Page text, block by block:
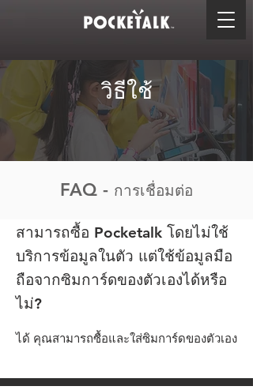
วิธีใช้
FAQ - การเชื่อมต่อ
สามารถซื้อ Pocketalk โดยไม่ใช้
บริการข้อมูลในตัว แต่ใช้ข้อมูลมือ
ถือจากซิมการ์ดของตัวเองได้หรือ
ไม่?
ได้ คุณสามารถซื้อและใส่ซิมการ์ดของตัวเอง